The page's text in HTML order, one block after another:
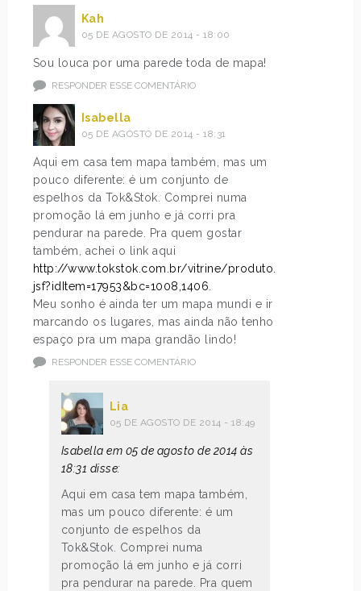
Kah
05 DE AGOSTO DE 2014 - 18:00
Sou louca por uma parede toda de mapa!
RESPONDER ESSE COMENTÁRIO
Isabella
05 DE AGOSTO DE 2014 - 18:31
Aqui em casa tem mapa também, mas um
pouco diferente: é um conjunto de
espelhos da Tok&Stok. Comprei numa
promoção lá em junho e já corri pra
pendurar na parede. Pra quem gostar
também, achei o link aqui
http://www.tokstok.com.br/vitrine/produto.
jsf?idItem=17953&bc=1008,1406
Meu sonho é ainda ter um mapa mundi e ir
marcando os lugares, mas ainda não tenho
espaço pra um mapa grandão lindo!
RESPONDER ESSE COMENTÁRIO
Lia
05 DE AGOSTO DE 2014 - 18:49
Isabella em 05 de agosto de 2014 às
18:31 disse:
Aqui em casa tem mapa também,
mas um pouco diferente: é um
conjunto de espelhos da
Tok&Stok. Comprei numa
promoção lá em junho e já corri
pra pendurar na parede. Pra quem